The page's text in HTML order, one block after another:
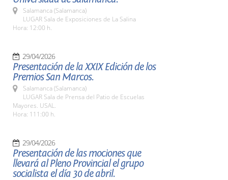
Salamanca (Salamanca)
LUGAR Sala de Exposiciones de La Salina
Hora: 12:00 h.
29/04/2026
Presentación de la XXIX Edición de los
Premios San Marcos.
Salamanca (Salamanca)
LUGAR Sala de Prensa del Patio de Escuelas
Mayores. USAL.
Hora: 111:00 h.
29/04/2026
Presentación de las mociones que
llevará al Pleno Provincial el grupo
socialista el día 30 de abril.